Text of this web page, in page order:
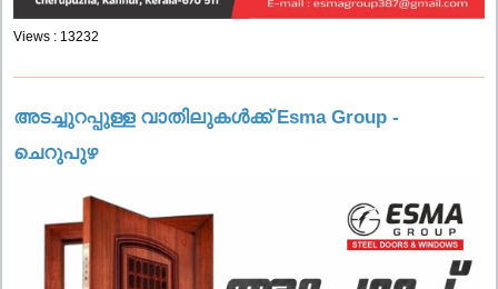
Views : 13232
അടച്ചുറപ്പുള്ള വാതിലുകൾക്ക് Esma Group -
ചെറുപുഴ